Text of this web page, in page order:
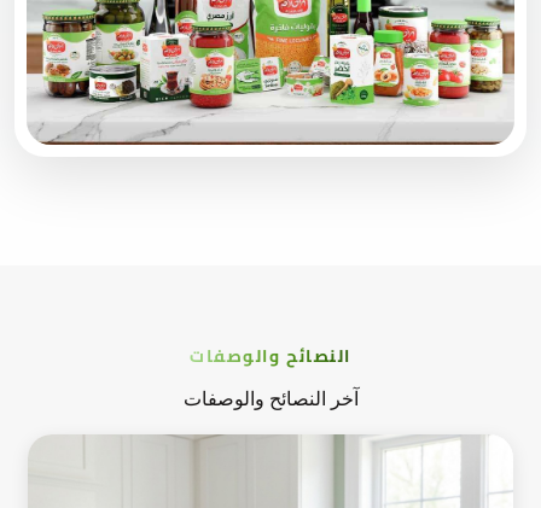
النصائح والوصفات
آخر النصائح والوصفات